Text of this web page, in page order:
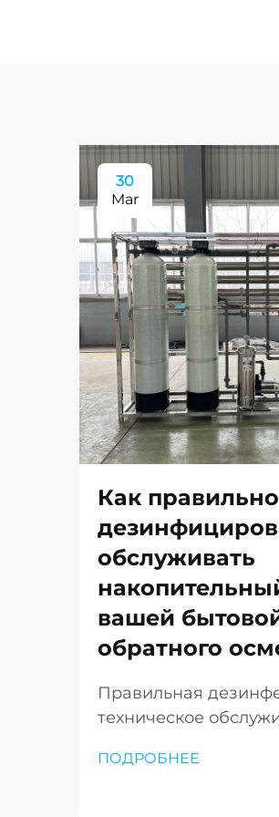
30
Mar
Как правильно
обслуживать
вашей
обратного
Правильная
техническое
системы обратного
ПОДРОБНЕЕ